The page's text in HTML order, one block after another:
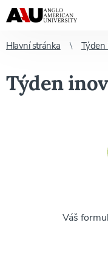
Hlavní stránka Týden
Týden
Váš